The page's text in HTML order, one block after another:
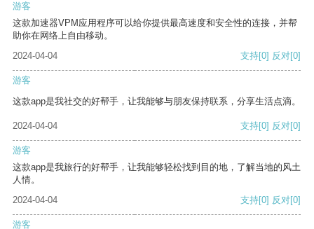
游客
这款加速器VPM应用程序可以给你提供最高速度和安全性的连接，并帮
助你在网络上自由移动。
2024-04-04
支持[0] 反对[0]
游客
这款app是我社交的好帮手，让我能够与朋友保持联系，分享生活点滴。
2024-04-04 支持[0] 反对[0]
游客
这款app是我旅行的好帮手，让我能够轻松找到目的地，了解当地的风土
人情。
2024-04-04
支持[0] 反对[0]
游客